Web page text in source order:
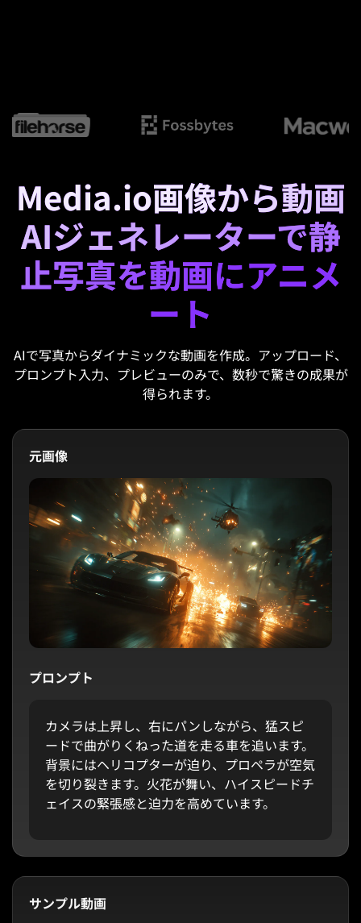
Media.io画像から動画
AIジェネレーターで静
止写真を動画にアニメ
ート
AIで写真からダイナミックな動画を作成。アップロード、
プロンプト入力、プレビューのみで、数秒で驚きの成果が
得られます。
元画像
プロンプト
カメラは上昇し、右にパンしながら、猛スピ
ードで曲がりくねった道を走る車を追います。
背景にはヘリコプターが迫り、プロペラが空気
を切り裂きます。火花が舞い、ハイスピードチ
ェイスの緊張感と迫力を高めています。
サンプル動画